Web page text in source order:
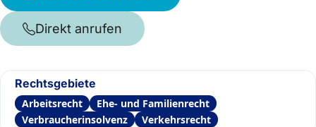
Direkt anrufen
Rechtsgebiete
Arbeitsrecht
Ehe- und Familienrecht
Verbraucherinsolvenz
Verkehrsrecht